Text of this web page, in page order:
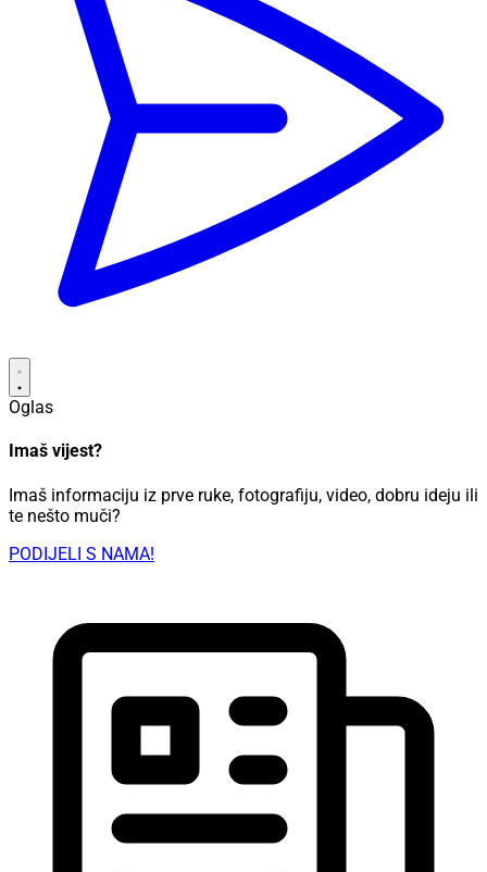
Oglas
Imaš vijest?
Imaš informaciju iz prve ruke, fotografiju, video, dobru ideju ili
te nešto muči?
PODIJELI S NAMA!